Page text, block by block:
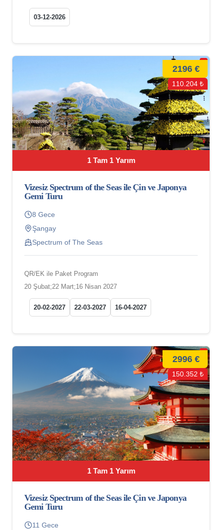
03-12-2026
1 Tam 1 Yarım
2196 €
110.204 ₺
Vizesiz Spectrum of the Seas ile Çin ve Japonya
Gemi Turu
8 Gece
Şangay
Spectrum of The Seas
QR/EK ile Paket Program
20 Şubat;22 Mart;16 Nisan 2027
20-02-2027 22-03-2027 16-04-2027
1 Tam 1 Yarım
2996 €
150.352 ₺
Vizesiz Spectrum of the Seas ile Çin ve Japonya
Gemi Turu
11 Gece